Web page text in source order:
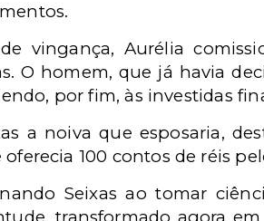
vingança, Aurélia
O homem, que já havia
por fim, às investidas
a noiva que esposaria,
100 contos de réis
Seixas ao tomar